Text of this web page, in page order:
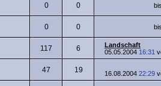
0 0
0 0
117 6
Landschaft
05.05.2004 16:31
47 19 16.08.2004 22:29